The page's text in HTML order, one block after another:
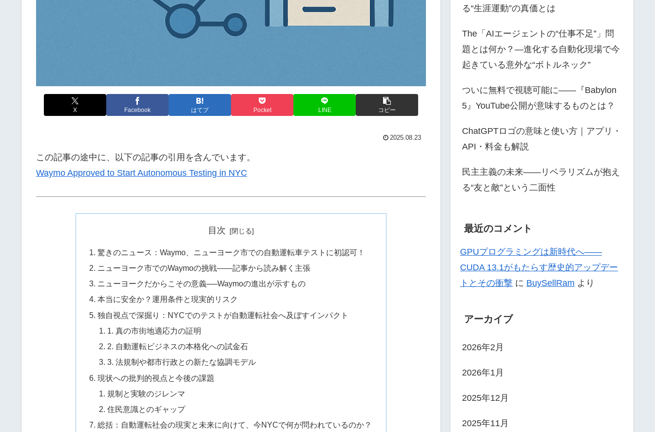
X Facebook はてブ Pocket LINE コピー
2025.08.23
この記事の途中に、以下の記事の引用を含んでいます。
Waymo Approved to Start Autonomous Testing in NYC
目次
驚きのニュース：Waymo、ニューヨーク市での自動運転車テストに初認可！
ニューヨーク市でのWaymoの挑戦——記事から読み解く主張
ニューヨークだからこその意義──Waymoの進出が示すもの
本当に安全か？運用条件と現実的リスク
独自視点で深掘り：NYCでのテストが自動運転社会へ及ぼすインパクト
1. 真の市街地適応力の証明
2. 自動運転ビジネスの本格化への試金石
3. 法規制や都市行政との新たな協調モデル
現状への批判的視点と今後の課題
規制と実験のジレンマ
住民意識とのギャップ
総括：自動運転社会の現実と未来に向けて、今NYCで何が問われているのか？
る“生涯運動”の真価とは
The「AIエージェントの“仕事不足”」問
題とは何か？—進化する自動化現場で今
起きている意外な“ボトルネック”
ついに無料で視聴可能に――『Babylon
5』YouTube公開が意味するものとは？
ChatGPTロゴの意味と使い方｜アプリ・
API・料金も解説
民主主義の未来――リベラリズムが抱え
る“友と敵”という二面性
最近のコメント
GPUプログラミングは新時代へ——
CUDA 13.1がもたらす歴史的アップデー
トとその衝撃 に BuySellRam より
アーカイブ
2026年2月
2026年1月
2025年12月
2025年11月